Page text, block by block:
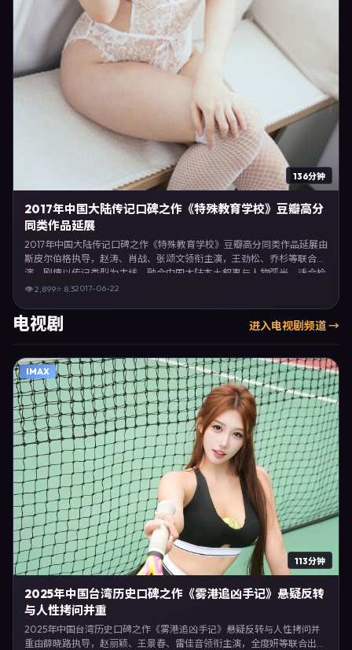
136分钟
2017年中国大陆传记口碑之作《特殊教育学校》豆瓣高分
同类作品延展
2017年中国大陆传记口碑之作《特殊教育学校》豆瓣高分同类作品延展由
斯皮尔伯格执导，赵涛、肖战、张颂文领衔主演，王劲松、乔杉等联合出
演。剧情以传记类型为主线，融合中国大陆本土叙事与人物弧光，适合检
索「传记电影 中国大陆 斯皮尔伯格 赵涛」等关键词的观众。2017年6月
摄影与配乐上强调沉浸体验，可作为片单推荐、影评长文与专题策划的引
用素材。
👁2,899⭐ 8.32017-06-22
电视剧 进入电视剧频道 →
IMAX
113分钟
2025年中国台湾历史口碑之作《雾港追凶手记》悬疑反转
与人性拷问并重
2025年中国台湾历史口碑之作《雾港追凶手记》悬疑反转与人性拷问并
重由薛晓路执导，赵丽颖、王景春、雷佳音领衔主演，全度妍等联合出